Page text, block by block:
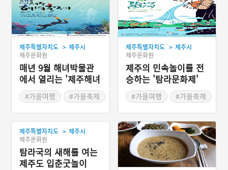
제주특별자치도 > 제주시
제주문화원
매년 9월 해녀박물관
에서 열리는 '제주해녀
축제'
#가을여행
#가을축제
제주특별자치도 > 제주시
제주문화원
제주의 민속놀이를 전
승하는 '탐라문화제'
#가을여행
#가을축제
제주특별자치도 > 제주시
제주문화원
탐라국의 새해를 여는
제주도 입춘굿놀이